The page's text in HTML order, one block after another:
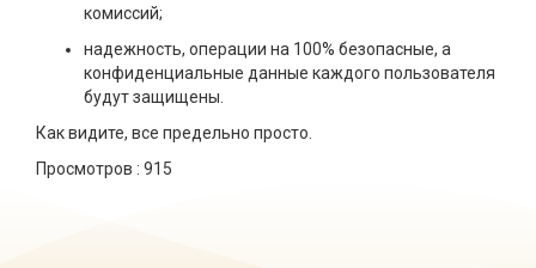
комиссий;
надежность, операции на 100% безопасные, а
конфиденциальные данные каждого пользователя
будут защищены.
Как видите, все предельно просто.
Просмотров : 915